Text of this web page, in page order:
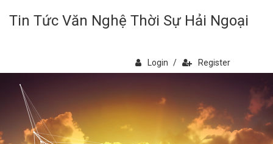
Tin Tức Văn Nghệ Thời Sự Hải Ngoại
Login / Register